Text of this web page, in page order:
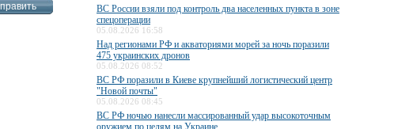
ВС России взяли под контроль два населенных пункта в зоне
спецоперации
05.08.2026 16:58
Над регионами РФ и акваториями морей за ночь поразили
475 украинских дронов
05.08.2026 08:52
ВС РФ поразили в Киеве крупнейший логистический центр
"Новой почты"
05.08.2026 08:45
ВС РФ ночью нанесли массированный удар высокоточным
оружием по целям на Украине